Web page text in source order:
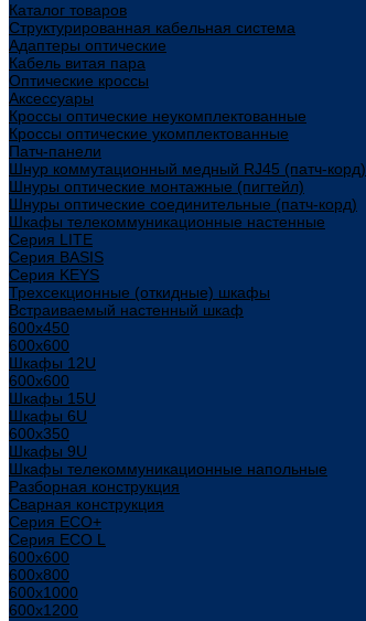
Каталог товаров
Структурированная кабельная система
Адаптеры оптические
Кабель витая пара
Оптические кроссы
Аксессуары
Кроссы оптические неукомплектованные
Кроссы оптические укомплектованные
Патч-панели
Шнур коммутационный медный RJ45 (патч-корд)
Шнуры оптические монтажные (пигтейл)
Шнуры оптические соединительные (патч-корд)
Шкафы телекоммуникационные настенные
Cерия LITE
Cерия BASIS
Cерия KEYS
Трехсекционные (откидные) шкафы
Встраиваемый настенный шкаф
600x450
600x600
Шкафы 12U
600x600
Шкафы 15U
Шкафы 6U
600x350
Шкафы 9U
Шкафы телекоммуникационные напольные
Разборная конструкция
Сварная конструкция
Серия ECO+
Серия ECO L
600x600
600x800
600х1000
600х1200